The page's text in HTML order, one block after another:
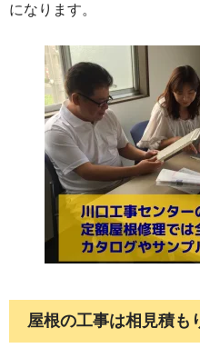
になります。
屋根の工事は相見積も